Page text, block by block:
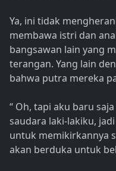
Ya, ini tidak
membawa istri dan
bangsawan lain yang
terangan. Yang lain
bahwa putra mereka
“ Oh, tapi aku baru
saudara laki-lakiku,
untuk memikirkannya
akan berduka untuk